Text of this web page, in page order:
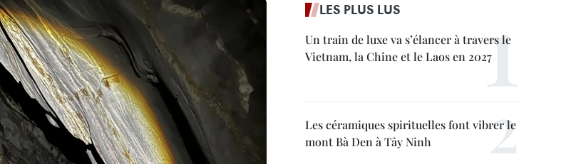
LES PLUS LUS
Un train de luxe va s’élancer à travers le
Vietnam, la Chine et le Laos en 2027
Les céramiques spirituelles font vibrer le
mont Bà Den à Tây Ninh